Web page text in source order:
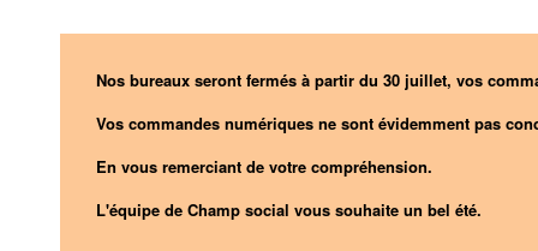
Nos bureaux seront fermés à partir du 30 juillet, vos
Vos commandes numériques ne sont évidemment pas
En vous remerciant de votre compréhension.
L'équipe de Champ social vous souhaite un bel été.